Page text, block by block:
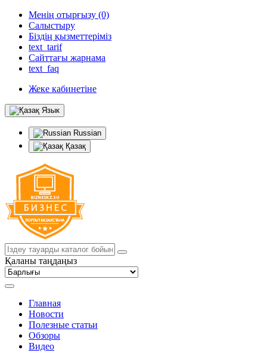
Менің отырғызу (0)
Салыстыру
Біздің қызметтеріміз
text_tarif
Сайттағы жарнама
text_faq
Жеке кабинетіне
Язык
Russian
Қазақ
Қаланы таңдаңыз
Главная
Новости
Полезные статьи
Обзоры
Видео